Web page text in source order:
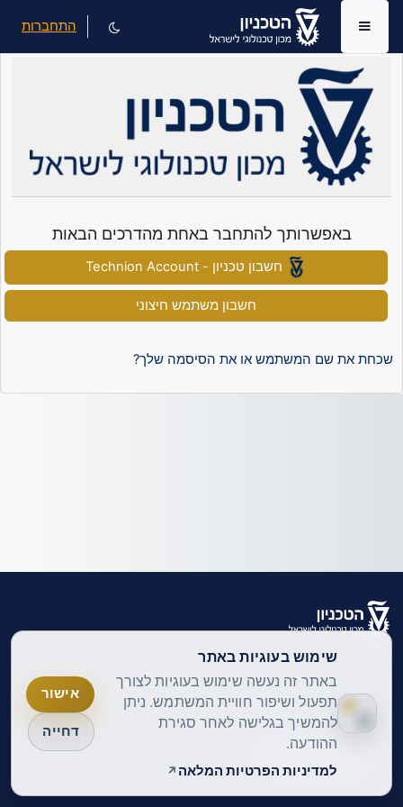
דילוג לתוכן הראשי
חלון סקירה צדדי
התחברות
באפשרותך להתחבר באחת מהדרכים הבאות
חשבון טכניון - Technion Account
חשבון משתמש חיצוני
סיסמה
שכחת את שם המשתמש או את הסיסמה שלך?
English ‎(en)‎
מדיניות הפרטיות
הצהרת נגישות
שימוש בעוגיות באתר
באתר זה נעשה שימוש בעוגיות לצורך
תפעול ושיפור חוויית המשתמש. ניתן
להמשיך בגלישה לאחר סגירת
ההודעה.
למדיניות הפרטיות המלאה
אישור
דחייה